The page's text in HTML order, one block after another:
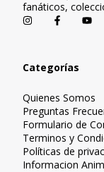
fanáticos,
Categorías
Quienes Somos
Preguntas
Formulario de
Terminos y
Políticas de
Informacion